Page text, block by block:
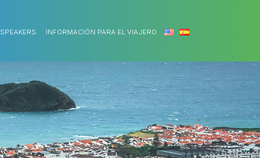
SPEAKERS INFORMACIÓN PARA EL VIAJERO